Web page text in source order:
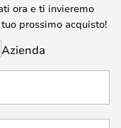
ora e ti invieremo
prossimo acquisto!
Azienda